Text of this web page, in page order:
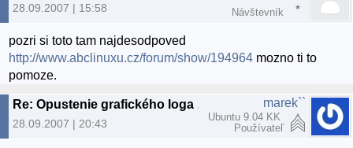
28.09.2007 | 15:58 Návštevník
pozri si toto tam najdesodpoved
http://www.abclinuxu.cz/forum/show/194964 mozno ti to
pomoze.
Re: Opustenie grafického loga pri bootovaní?
28.09.2007 | 20:43
marek``
Ubuntu 9.04 KK
Používateľ